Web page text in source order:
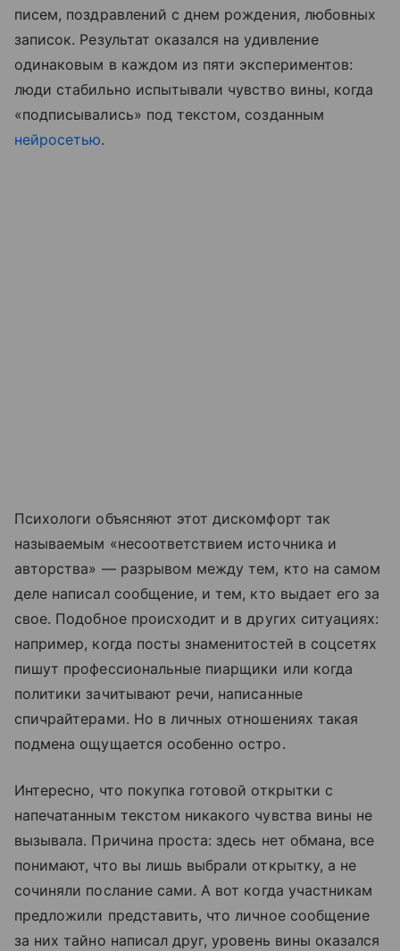
писем, поздравлений с днем рождения, любовных
записок. Результат оказался на удивление
одинаковым в каждом из пяти экспериментов:
люди стабильно испытывали чувство вины, когда
«подписывались» под текстом, созданным
нейросетью.
Психологи объясняют этот дискомфорт так
называемым «несоответствием источника и
авторства» — разрывом между тем, кто на самом
деле написал сообщение, и тем, кто выдает его за
свое. Подобное происходит и в других ситуациях:
например, когда посты знаменитостей в соцсетях
пишут профессиональные пиарщики или когда
политики зачитывают речи, написанные
спичрайтерами. Но в личных отношениях такая
подмена ощущается особенно остро.
Интересно, что покупка готовой открытки с
напечатанным текстом никакого чувства вины не
вызывала. Причина проста: здесь нет обмана, все
понимают, что вы лишь выбрали открытку, а не
сочиняли послание сами. А вот когда участникам
предложили представить, что личное сообщение
за них тайно написал друг, уровень вины оказался